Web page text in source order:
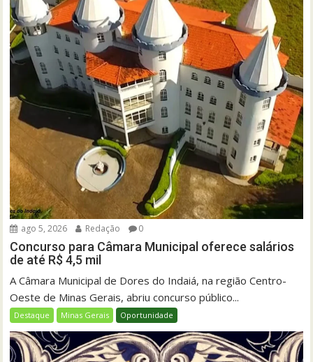
ago 5, 2026 Redação 0
Concurso para Câmara Municipal oferece salários
de até R$ 4,5 mil
A Câmara Municipal de Dores do Indaiá, na região Centro-
Oeste de Minas Gerais, abriu concurso público...
Destaque Minas Gerais Oportunidade